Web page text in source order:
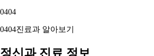
0404
0404진료과 알아보기
정신과 진료 정보